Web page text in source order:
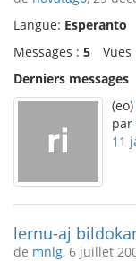
Langue: Esperanto
Messages : 5 Vues
Derniers messages
(eo)
par
11
lernu-aj
de mnlg, 6 juillet